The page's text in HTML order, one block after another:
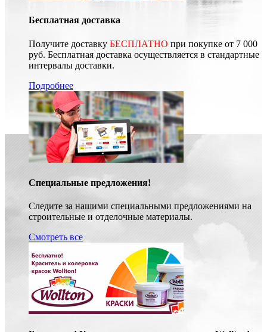
Бесплатная доставка
Получите доставку БЕСПЛАТНО при покупке от 7 000
руб. Бесплатная доставка осуществляется в стандартные
интервалы доставки.
Подробнее
Специальные предложения!
Следите за нашими специальными предложениями на
строительные и отделочные материалы.
Смотреть все